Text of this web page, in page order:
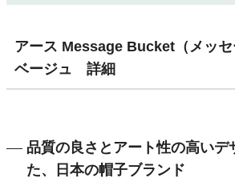
アース Message Bucket（メッセ
ベージュ 詳細
品質の良さとアート性の高いデ
た、日本の帽子ブランド